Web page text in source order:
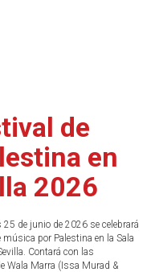
de
en
2026
25 de junio de 2026 se celebrará
música por Palestina en la Sala
Contará con las
Wala Marra (Issa Murad &